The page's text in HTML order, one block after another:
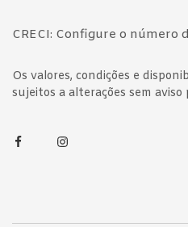
CRECI: Configure o número
Os valores, condições e
sujeitos a alterações sem aviso
FacebookInstagram